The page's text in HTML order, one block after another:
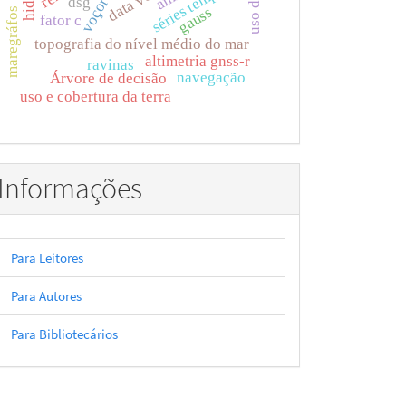
topografia do nível médio do mar
ravinas
Árvore de decisão
uso e cobertura da terra
altimetria gnss-r
maregráfos navegação
fator c gauss
Informações
Para Leitores
Para Autores
Para Bibliotecários